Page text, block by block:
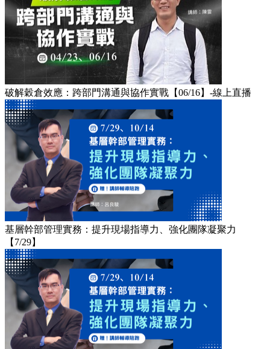
破解穀倉效應：跨部門溝通與協作實戰【06/16】-線上直播​
基層幹部管理實務：提升現場指導力、強化團隊凝聚力
【7/29】